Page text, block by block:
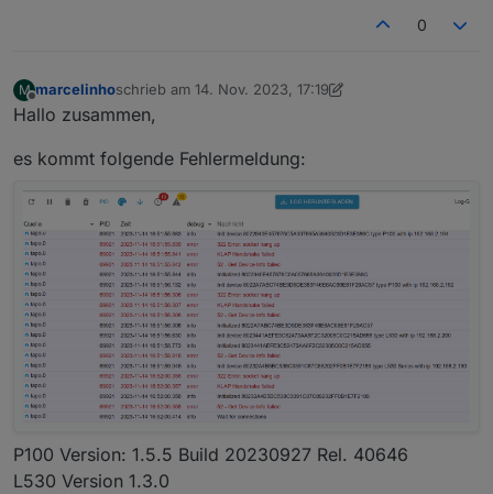
0
M
Offline
marcelinhoschrieb am 14. Nov. 2023, 17:19
zuletzt editiert von marcelinho
Hallo zusammen,
es kommt folgende Fehlermeldung:
P100 Version: 1.5.5 Build 20230927 Rel. 40646
L530 Version 1.3.0